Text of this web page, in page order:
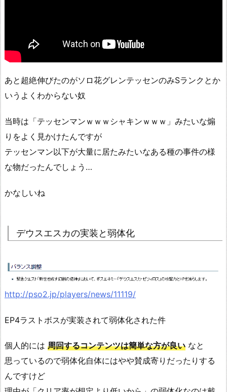
あと超絶伸びたのがソロ花グレンテッセンのみSランクとか
いうよくわからない奴
当時は「テッセンマンｗｗｗシャキンｗｗｗ」みたいな煽
りをよく見かけたんですが
テッセンマン以下が大量に居たみたいなある種の事件の様
な物だったんでしょう…
かなしいね
デウスエスカの実装と弱体化
http://pso2.jp/players/news/11119/
EP4ラストボスが実装されて弱体化された件
個人的には 周回するコンテンツは簡単な方が良い なと
思っているので弱体化自体にはやや賛成寄りだったりする
んですけど